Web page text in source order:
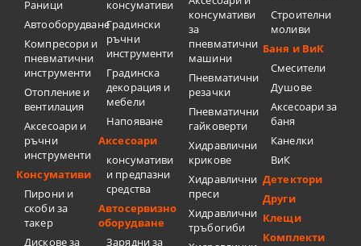
Раници
Автооборудване
Компресори и
пневматични
инструменти
Отопление и
вентилация
Аксесоари и
ръчни
инструменти
Консумативи
Пирони и
скоби за
такер
Дискове за
консумативи
Градински
ръчни
инструменти
Градинска
декорация и
мебели
Напояване
Аксесоари
консумативи
и предпазни
средства
Автосервизно
оборудване
Зарядни за
консумативи
за
пневматични
машини
Пневматични
резачки
Пневматични
гайковерти
Хидравлични
крикове
Хидравлични
преси
Хидравлични
тръбогиби
Строителни
моливи
Баня и ВиК
Смесители
Душове
Аксесоари за
баня
Канелки
ВиК
Детектори
Други
Клещи
Комплекти